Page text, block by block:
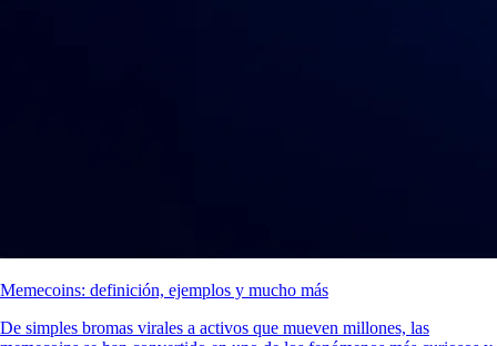
Memecoins: definición, ejemplos y mucho más
De simples bromas virales a activos que mueven millones, las